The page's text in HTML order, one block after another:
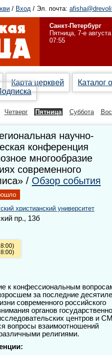
/ Вход / Эл. почта:
Санкт-Петербург
Пятница, 7-е августа
07:55
Карта церквей
Каталог
Четверг Пятница Суббота
научно-
конференция
многообразие
современного
/ Обзор события
христианский университет
пр., 13б
к конфессиональным
за последние
современного российского
органов
центров и
вопросы взаимоотношений
религиями.